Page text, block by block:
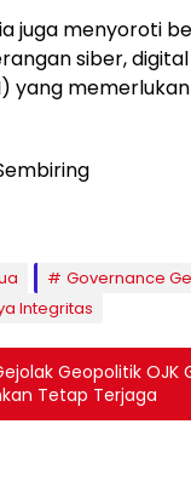
juga menyoroti
siber,
yang
Governance
Integritas
Geopolitik
Tetap Terjaga